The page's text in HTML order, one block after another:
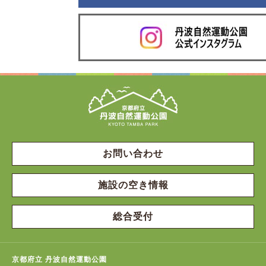
お問い合わせ
施設の空き情報
総合受付
京都府立 丹波自然運動公園